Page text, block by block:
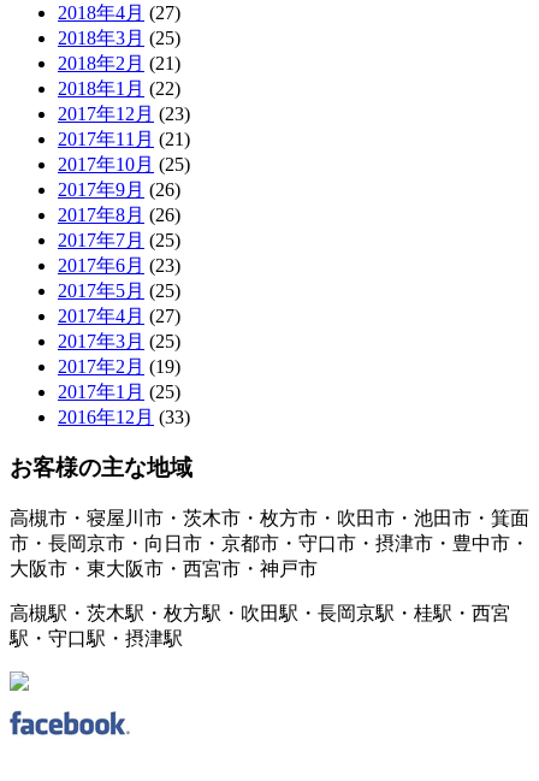
2018年4月 (27)
2018年3月 (25)
2018年2月 (21)
2018年1月 (22)
2017年12月 (23)
2017年11月 (21)
2017年10月 (25)
2017年9月 (26)
2017年8月 (26)
2017年7月 (25)
2017年6月 (23)
2017年5月 (25)
2017年4月 (27)
2017年3月 (25)
2017年2月 (19)
2017年1月 (25)
2016年12月 (33)
お客様の主な地域
高槻市・寝屋川市・茨木市・枚方市・吹田市・池田市・箕面
市・長岡京市・向日市・京都市・守口市・摂津市・豊中市・
大阪市・東大阪市・西宮市・神戸市
高槻駅・茨木駅・枚方駅・吹田駅・長岡京駅・桂駅・西宮
駅・守口駅・摂津駅